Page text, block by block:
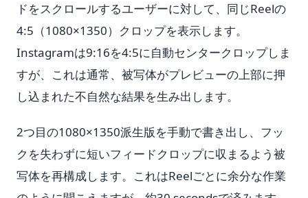
ドをスクロールするユーザーに対して、同じReelの
4:5（1080×1350）クロップを表示します。
Instagramは9:16を4:5に自動センタークロップしま
すが、これは通常、被写体がプレビューの上部に押
し込まれた不自然な結果を生み出します。
2つ目の1080×1350派生版を手動で書き出し、フッ
クを失わずに短いフィードクロップに収まるよう被
写体を再構成します。これはReelごとに余分な作業